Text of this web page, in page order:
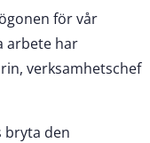
för vår
arbete har
verksamhetschef
bryta den